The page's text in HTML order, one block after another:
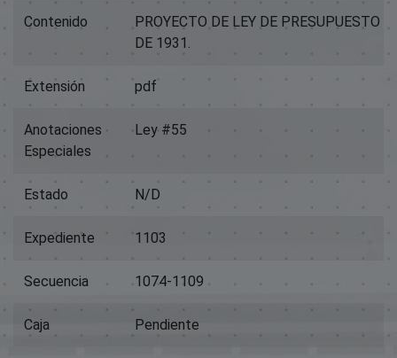
Contenido
PROYECTO DE LEY DE PRESUPUESTO
DE 1931.
Extensión pdf
Anotaciones
Especiales
Ley #55
Estado N/D
Expediente 1103
Secuencia 1074-1109
Caja Pendiente